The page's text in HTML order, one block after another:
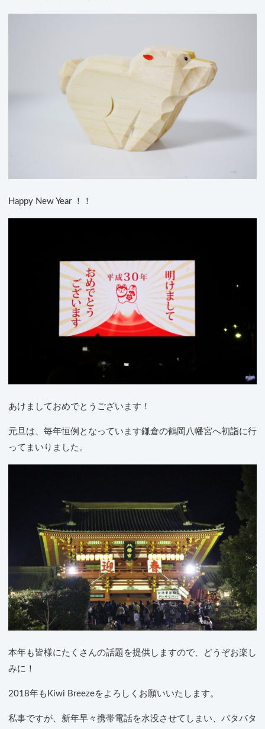
Happy New Year ！！
あけましておめでとうございます！
元旦は、毎年恒例となっています鎌倉の鶴岡八幡宮へ初詣に行
ってまいりました。
本年も皆様にたくさんの話題を提供しますので、どうぞお楽し
みに！
2018年もKiwi Breezeをよろしくお願いいたします。
私事ですが、新年早々携帯電話を水没させてしまい、バタバタ